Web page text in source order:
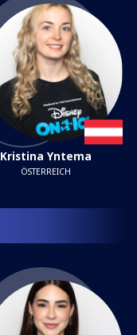
Kristina Yntema
ÖSTERREICH